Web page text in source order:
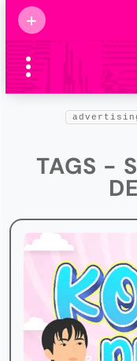
+
Supermamás
2025
Marcas de
confianza
Foro salud
TAGS -